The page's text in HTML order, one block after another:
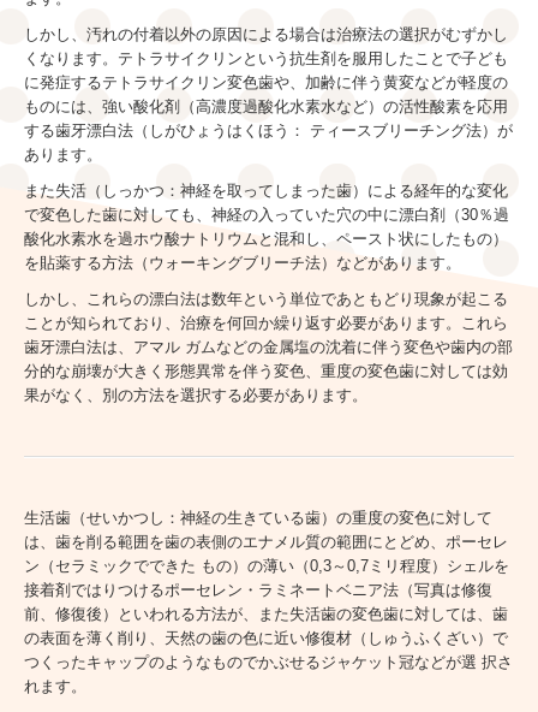
口腔外科
レーザー治療
がん治療前後の歯科診察
採用情報
しかし、汚れの付着以外の原因による場合は治療法の選択がむずかし
くなります。テトラサイクリンという抗生剤を服用したことで子ども
に発症するテトラサイクリン変色歯や、加齢に伴う黄変などが軽度の
ものには、強い酸化剤（高濃度過酸化水素水など）の活性酸素を応用
する歯牙漂白法（しがひょうはくほう： ティースブリーチング法）が
あります。
また失活（しっかつ：神経を取ってしまった歯）による経年的な変化
で変色した歯に対しても、神経の入っていた穴の中に漂白剤（30％過
酸化水素水を過ホウ酸ナトリウムと混和し、ペースト状にしたもの）
を貼薬する方法（ウォーキングブリーチ法）などがあります。
しかし、これらの漂白法は数年という単位であともどり現象が起こる
ことが知られており、治療を何回か繰り返す必要があります。これら
歯牙漂白法は、アマル ガムなどの金属塩の沈着に伴う変色や歯内の部
分的な崩壊が大きく形態異常を伴う変色、重度の変色歯に対しては効
果がなく、別の方法を選択する必要があります。
生活歯（せいかつし：神経の生きている歯）の重度の変色に対して
は、歯を削る範囲を歯の表側のエナメル質の範囲にとどめ、ポーセレ
ン（セラミックでできた もの）の薄い（0,3～0,7ミリ程度）シェルを
接着剤ではりつけるポーセレン・ラミネートベニア法（写真は修復
前、修復後）といわれる方法が、また失活歯の変色歯に対しては、歯
の表面を薄く削り、天然の歯の色に近い修復材（しゅうふくざい）で
つくったキャップのようなものでかぶせるジャケット冠などが選 択さ
れます。